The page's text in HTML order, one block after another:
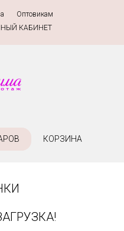
Оптовикам
КАБИНЕТ
КОРЗИНА